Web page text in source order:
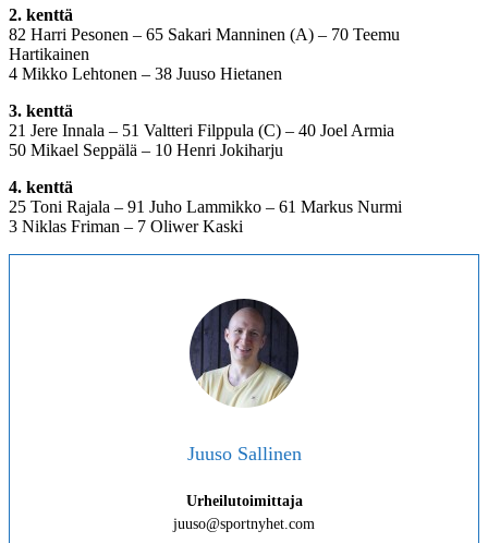
2. kenttä
82 Harri Pesonen – 65 Sakari Manninen (A) – 70 Teemu
Hartikainen
4 Mikko Lehtonen – 38 Juuso Hietanen
3. kenttä
21 Jere Innala – 51 Valtteri Filppula (C) – 40 Joel Armia
50 Mikael Seppälä – 10 Henri Jokiharju
4. kenttä
25 Toni Rajala – 91 Juho Lammikko – 61 Markus Nurmi
3 Niklas Friman – 7 Oliwer Kaski
Juuso Sallinen
Urheilutoimittaja
juuso@sportnyhet.com